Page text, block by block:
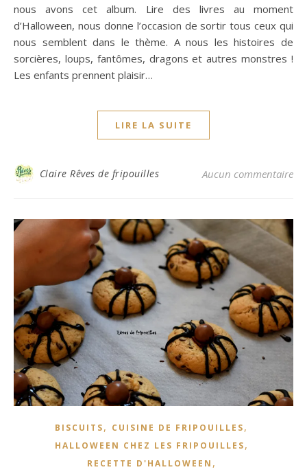
nous avons cet album. Lire des livres au moment
d’Halloween, nous donne l’occasion de sortir tous ceux qui
nous semblent dans le thème. A nous les histoires de
sorcières, loups, fantômes, dragons et autres monstres !
Les enfants prennent plaisir…
LIRE LA SUITE
Claire Rêves de fripouilles Aucun commentaire
BISCUITS, CUISINE DE FRIPOUILLES,
HALLOWEEN CHEZ LES FRIPOUILLES,
RECETTE D'HALLOWEEN ,